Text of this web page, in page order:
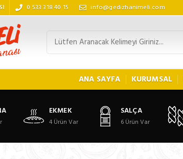
0 533 318 40 15 info@gedizhanimeli.com
ANA SAYFA KURUMSAL
EKMEK
4 Ürün Var
SALÇA
6 Ürün Var